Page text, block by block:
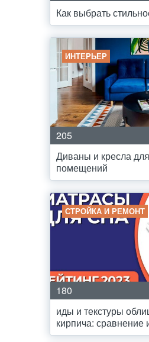
Как выбрать
ИНТЕРЬЕР
205
Диваны и кресла
помещений
СТРОЙКА И РЕМОНТ
180
иды и текстуры
кирпича: сравнение